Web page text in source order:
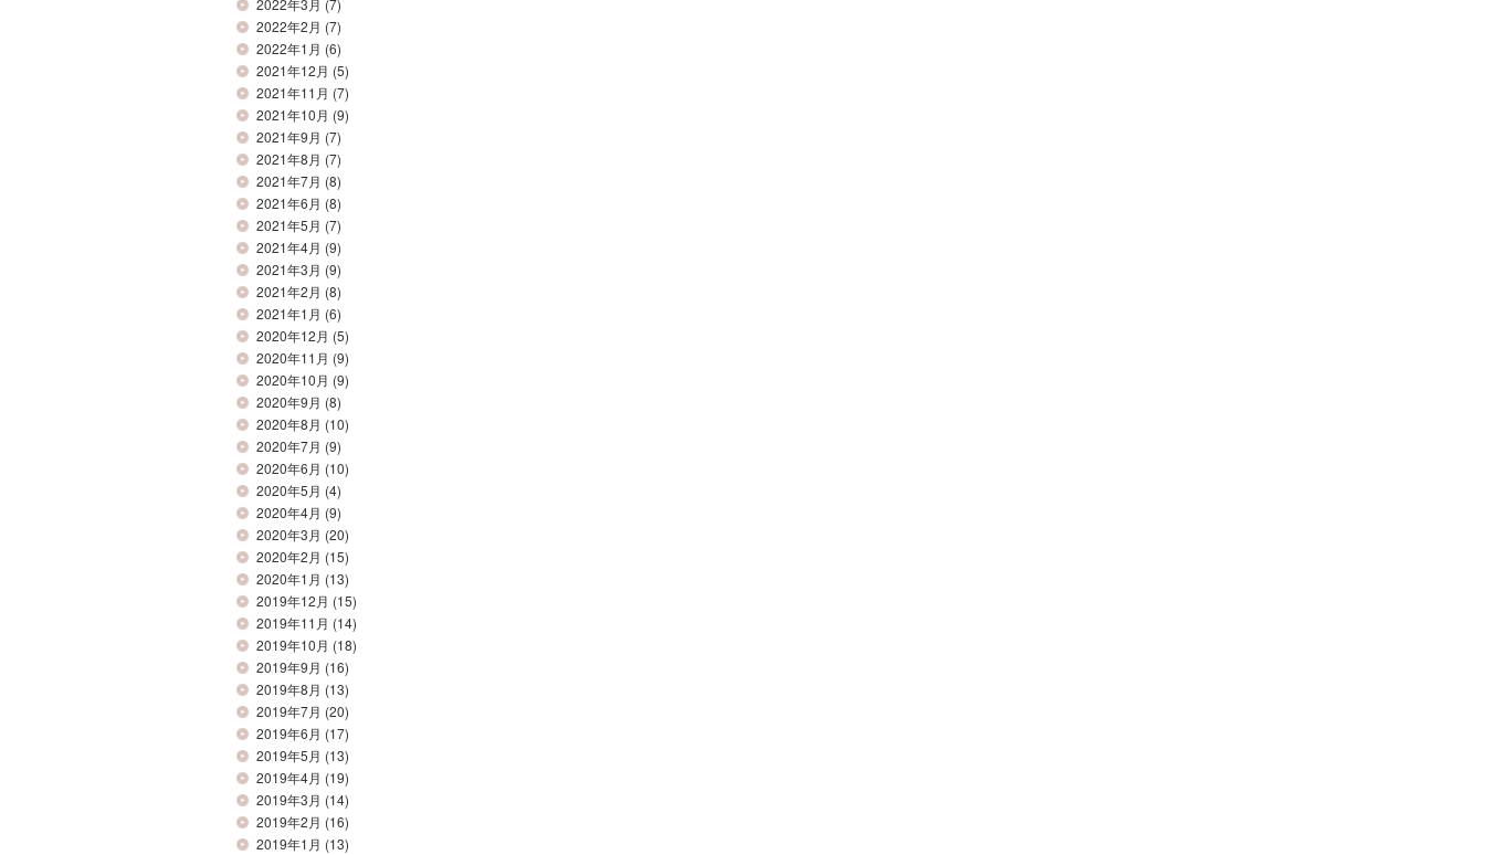
2022年3月 (7)
2022年2月 (7)
2022年1月 (6)
2021年12月 (5)
2021年11月 (7)
2021年10月 (9)
2021年9月 (7)
2021年8月 (7)
2021年7月 (8)
2021年6月 (8)
2021年5月 (7)
2021年4月 (9)
2021年3月 (9)
2021年2月 (8)
2021年1月 (6)
2020年12月 (5)
2020年11月 (9)
2020年10月 (9)
2020年9月 (8)
2020年8月 (10)
2020年7月 (9)
2020年6月 (10)
2020年5月 (4)
2020年4月 (9)
2020年3月 (20)
2020年2月 (15)
2020年1月 (13)
2019年12月 (15)
2019年11月 (14)
2019年10月 (18)
2019年9月 (16)
2019年8月 (13)
2019年7月 (20)
2019年6月 (17)
2019年5月 (13)
2019年4月 (19)
2019年3月 (14)
2019年2月 (16)
2019年1月 (13)